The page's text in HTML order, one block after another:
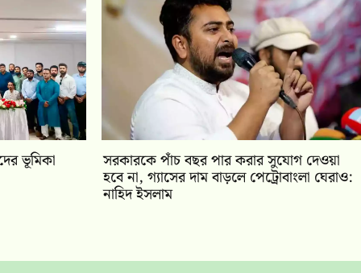
ভূমিকা সরকারকে পাঁচ বছর পার করার সুযোগ দেওয়া
হবে না, গ্যাসের দাম বাড়লে পেট্রোবাংলা ঘেরাও:
নাহিদ ইসলাম